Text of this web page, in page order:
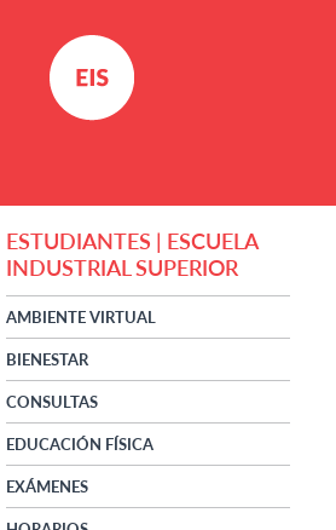
ESTUDIANTES | ESCUELA
INDUSTRIAL SUPERIOR
AMBIENTE VIRTUAL
BIENESTAR
CONSULTAS
EDUCACIÓN FÍSICA
EXÁMENES